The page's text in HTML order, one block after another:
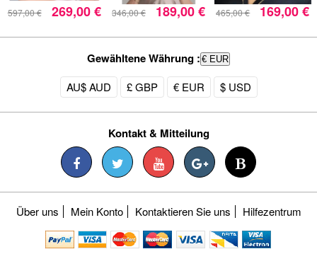
597,00 € 269,00 € 346,00 € 189,00 € 465,00 € 169,00 €
Gewähltene Währung : € EUR
AU$ AUD £ GBP € EUR $ USD
Kontakt & Mitteilung
Über uns Mein Konto Kontaktieren Sie uns Hilfezentrum